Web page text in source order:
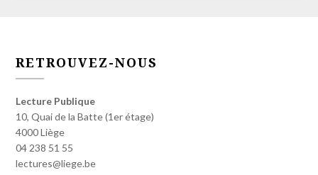
RETROUVEZ-NOUS
Lecture Publique
10, Quai de la Batte (1er étage)
4000 Liège
04 238 51 55
lectures@liege.be